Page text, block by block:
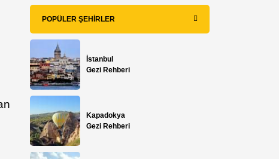
POPÜLER ŞEHIRLER
İstanbul
Gezi Rehberi
Kapadokya
Gezi Rehberi